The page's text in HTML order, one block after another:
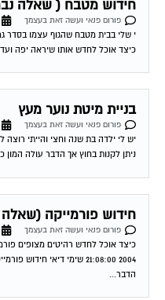
חידוש מטבח ( שאלה
פורום פנאי ועשה זאת בעצמך
י שלי בבית מטבח שהגוף עצמו בסדר
כיצד אוכל לחדש אותו שיראה יפה ועדכני?
בניית מיטת נוער מעץ
פורום פנאי ועשה זאת בעצמך
יש לי ילדה בת שנה וחצי והייתי
ניתן לקנות בחוץ אך הדבר עולה המון
חידוש פורמייקה
פורום פנאי ועשה זאת בעצמך
2004 21:08:00 שימי דיאי
הדבר...